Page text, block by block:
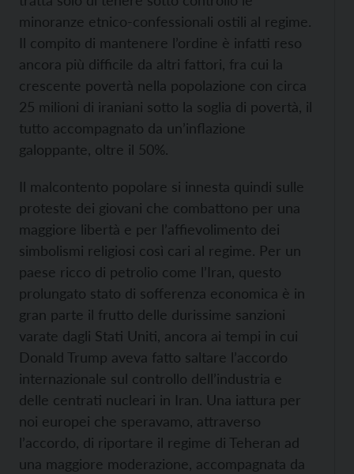
minoranze etnico-confessionali ostili al regime.
Il compito di mantenere l’ordine è infatti reso
ancora più difficile da altri fattori, fra cui la
crescente povertà nella popolazione con circa
25 milioni di iraniani sotto la soglia di povertà, il
tutto accompagnato da un’inflazione
galoppante, oltre il 50%.
Il malcontento popolare si innesta quindi sulle
proteste dei giovani che combattono per una
maggiore libertà e per l’affievolimento dei
simbolismi religiosi così cari al regime. Per un
paese ricco di petrolio come l’Iran, questo
prolungato stato di sofferenza economica è in
gran parte il frutto delle durissime sanzioni
varate dagli Stati Uniti, ancora ai tempi in cui
Donald Trump aveva fatto saltare l’accordo
internazionale sul controllo dell’industria e
delle centrati nucleari in Iran. Una iattura per
noi europei che speravamo, attraverso
l’accordo, di riportare il regime di Teheran ad
una maggiore moderazione, accompagnata da